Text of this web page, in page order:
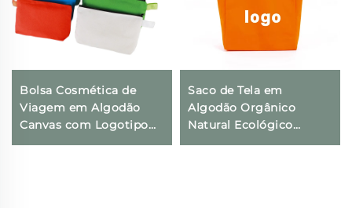
Bolsa Cosmética de
Viagem em Algodão
Canvas com Logotipo
Personalizado,
Saco de Tela em
Algodão Orgânico
Natural Ecológico
Reutilizável com